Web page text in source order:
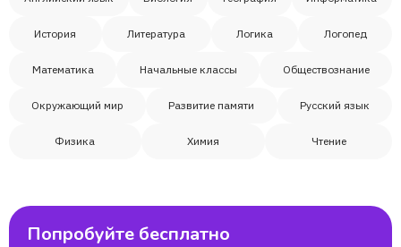
История Литература Логика Логопед
Математика Начальные классы Обществознание
Окружающий мир Развитие памяти Русский язык
Физика Химия Чтение
Попробуйте бесплатно